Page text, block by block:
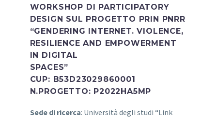
WORKSHOP DI PARTICIPATORY
DESIGN SUL PROGETTO PRIN PNRR
“GENDERING INTERNET. VIOLENCE,
RESILIENCE AND EMPOWERMENT
IN DIGITAL
SPACES”
CUP: B53D23029860001
N.PROGETTO: P2022HA5MP
Sede di ricerca: Università degli studi “Link